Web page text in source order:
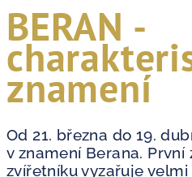
BERAN -
znamení
Od 21. března do 19.
v znamení Berana.
zvířetníku vyzařuje velmi